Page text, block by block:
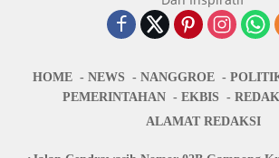
HOME NEWS NANGGROE
PEMERINTAHAN
EKBIS
ALAMAT REDAKSI